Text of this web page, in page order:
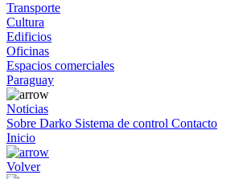
Transporte
Cultura
Edificios
Oficinas
Espacios comerciales
Paraguay
Noticias
Sobre Darko Sistema de control Contacto
Inicio
Volver